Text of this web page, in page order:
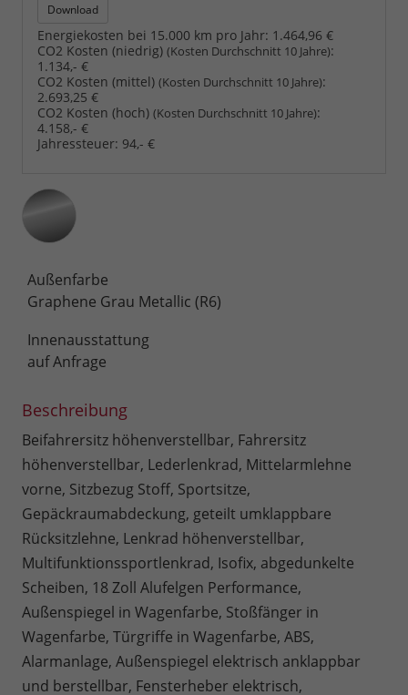
Download
Energiekosten bei 15.000 km pro Jahr: 1.464,96 €
CO2 Kosten (niedrig) (Kosten Durchschnitt 10 Jahre):
1.134,- €
CO2 Kosten (mittel) (Kosten Durchschnitt 10 Jahre):
2.693,25 €
CO2 Kosten (hoch) (Kosten Durchschnitt 10 Jahre):
4.158,- €
Jahressteuer: 94,- €
Außenfarbe
Graphene Grau Metallic (R6)
Innenausstattung
auf Anfrage
Beschreibung
Beifahrersitz höhenverstellbar, Fahrersitz
höhenverstellbar, Lederlenkrad, Mittelarmlehne
vorne, Sitzbezug Stoff, Sportsitze,
Gepäckraumabdeckung, geteilt umklappbare
Rücksitzlehne, Lenkrad höhenverstellbar,
Multifunktionssportlenkrad, Isofix, abgedunkelte
Scheiben, 18 Zoll Alufelgen Performance,
Außenspiegel in Wagenfarbe, Stoßfänger in
Wagenfarbe, Türgriffe in Wagenfarbe, ABS,
Alarmanlage, Außenspiegel elektrisch anklappbar
und berstellbar, Fensterheber elektrisch,